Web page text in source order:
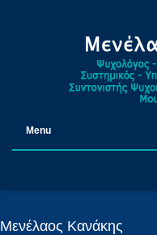
Menu
Μενέλαος Κανάκης